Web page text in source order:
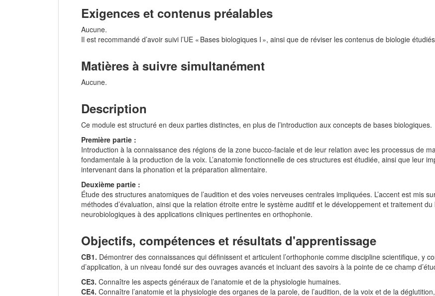
Exigences et contenus préalables
Aucune.
Il est recommandé d’avoir suivi l’UE « Bases biologiques I », ainsi que de réviser les contenus de biologie
Matières à suivre simultanément
Aucune.
Description
Ce module est structuré en deux parties distinctes, en plus de l’introduction aux concepts de bases biologiques.
Première partie :
Introduction à la connaissance des régions de la zone bucco‑faciale et de leur relation avec les processus de
fondamentale à la production de la voix. L’anatomie fonctionnelle de ces structures est étudiée, ainsi que leur
intervenant dans la phonation et la préparation alimentaire.
Deuxième partie :
Étude des structures anatomiques de l’audition et des voies nerveuses centrales impliquées. L’accent est mis
méthodes d’évaluation, ainsi que la relation étroite entre le système auditif et le développement et traitement
neurobiologiques à des applications cliniques pertinentes en orthophonie.
Objectifs, compétences et résultats d'apprentissage
CB1. Démontrer des connaissances qui définissent et articulent l’orthophonie comme discipline scientifique, y
d’application, à un niveau fondé sur des ouvrages avancés et incluant des savoirs à la pointe de ce champ
CE3. Connaître les aspects généraux de l’anatomie et de la physiologie humaines.
CE4. Connaître l’anatomie et la physiologie des organes de la parole, de l’audition, de la voix et de la